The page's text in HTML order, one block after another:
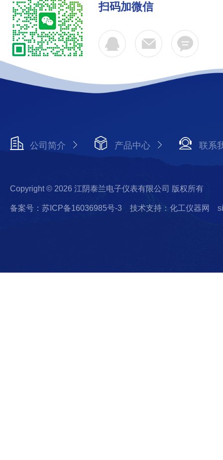
扫码加微信
公司简介 产品中心 联系
Copyright © 2026 江阴泰兰电子仪表有限公司 版权所有
备案号：苏ICP备16036985号-3 技术支持：化工仪器网